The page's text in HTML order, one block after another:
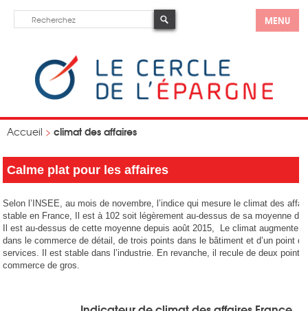
MENU
Accueil > climat des affaires
Calme plat pour les affaires
Selon l’INSEE, au mois de novembre, l’indice qui mesure le climat des
stable en France, Il est à 102 soit légèrement au-dessus de sa moyenne de
Il est au-dessus de cette moyenne depuis août 2015, Le climat augmente
dans le commerce de détail, de trois points dans le bâtiment et d’un point
services. Il est stable dans l’industrie. En revanche, il recule de deux points
commerce de gros.